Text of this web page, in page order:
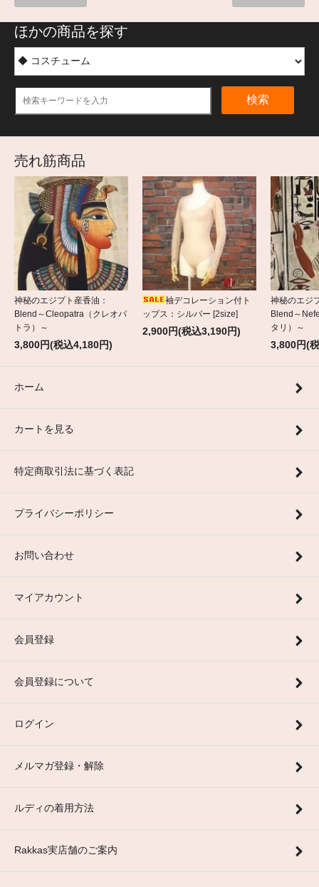
ほかの商品を探す
検索
売れ筋商品
神秘のエジプト産香油：
Blend～Cleopatra（クレオパ
トラ）～
3,800円(税込4,180円)
袖デコレーション付ト
ップス：シルバー [2size]
2,900円(税込3,190円)
神秘のエジ
Blend～
タリ）～
3,800円(
ホーム
カートを見る
特定商取引法に基づく表記
プライバシーポリシー
お問い合わせ
マイアカウント
会員登録
会員登録について
ログイン
メルマガ登録・解除
ルディの着用方法
Rakkas実店舗のご案内